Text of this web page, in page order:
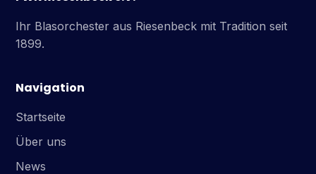
Ihr Blasorchester aus Riesenbeck mit Tradition seit
1899.
Navigation
Startseite
Über uns
News